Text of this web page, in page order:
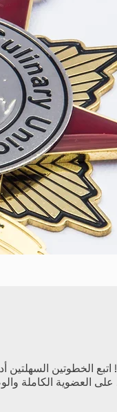
العضوية الكاملة